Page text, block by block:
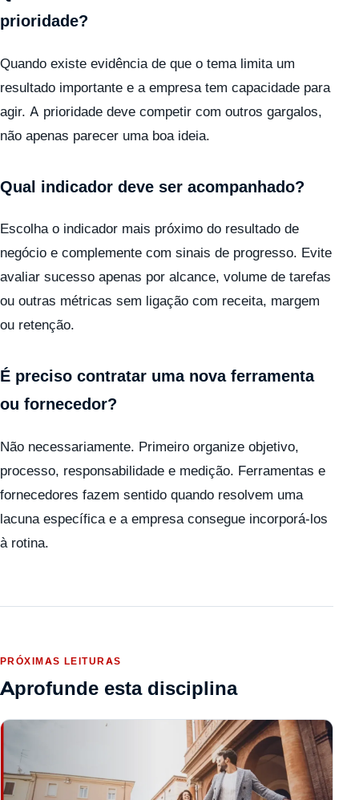
prioridade?
Quando existe evidência de que o tema limita um
resultado importante e a empresa tem capacidade para
agir. A prioridade deve competir com outros gargalos,
não apenas parecer uma boa ideia.
Qual indicador deve ser acompanhado?
Escolha o indicador mais próximo do resultado de
negócio e complemente com sinais de progresso. Evite
avaliar sucesso apenas por alcance, volume de tarefas
ou outras métricas sem ligação com receita, margem
ou retenção.
É preciso contratar uma nova ferramenta
ou fornecedor?
Não necessariamente. Primeiro organize objetivo,
processo, responsabilidade e medição. Ferramentas e
fornecedores fazem sentido quando resolvem uma
lacuna específica e a empresa consegue incorporá-los
à rotina.
PRÓXIMAS LEITURAS
Aprofunde esta disciplina